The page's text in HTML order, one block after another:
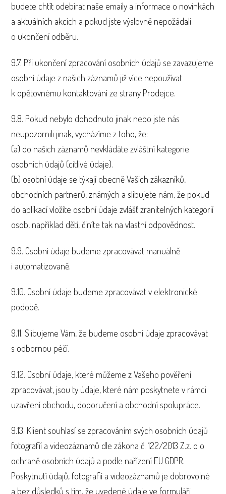
budete chtít odebírat naše emaily a informace o novinkách
a aktuálních akcích a pokud jste výslovně nepožádali
o ukončení odběru.
9.7. Při ukončení zpracování osobních údajů se zavazujeme
osobní údaje z našich záznamů již více nepoužívat
k opětovnému kontaktování ze strany Prodejce.
9.8. Pokud nebylo dohodnuto jinak nebo jste nás
neupozornili jinak, vycházíme z toho, že:
(a) do našich záznamů nevkládáte zvláštní kategorie
osobních údajů (citlivé údaje).
(b) osobní údaje se týkají obecně Vašich zákazníků,
obchodních partnerů, známých a slibujete nám, že pokud
do aplikací vložíte osobní údaje zvlášť zranitelných kategorií
osob, například dětí, činíte tak na vlastní odpovědnost.
9.9. Osobní údaje budeme zpracovávat manuálně
i automatizovaně.
9.10. Osobní údaje budeme zpracovávat v elektronické
podobě.
9.11. Slibujeme Vám, že budeme osobní údaje zpracovávat
s odbornou péčí.
9.12. Osobní údaje, které můžeme z Vašeho pověření
zpracovávat, jsou ty údaje, které nám poskytnete v rámci
uzavření obchodu, doporučení a obchodní spolupráce.
9.13. Klient souhlasí se zpracováním svých osobních údajů
fotografií a videozáznamů dle zákona č. 122/2013 Z.z. o o
ochraně osobních údajů a podle nařízení EU GDPR.
Poskytnutí údajů, fotografií a videozáznamů je dobrovolné
a bez důsledků s tím, že uvedené údaje ve formuláři